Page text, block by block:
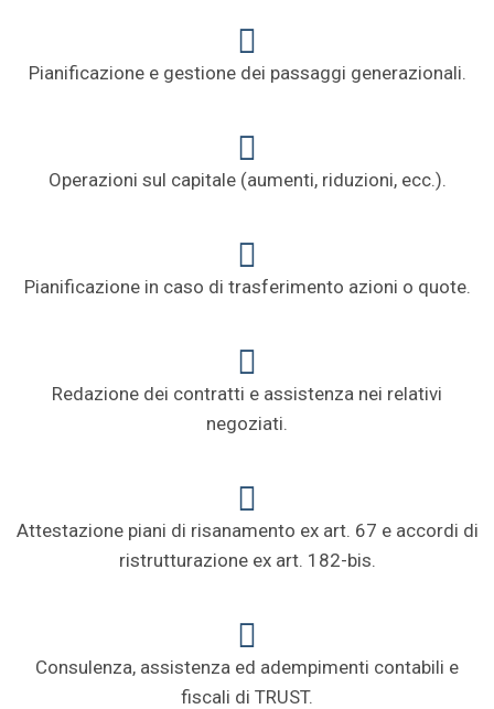
Pianificazione e gestione dei passaggi generazionali.
Operazioni sul capitale (aumenti, riduzioni, ecc.).
Pianificazione in caso di trasferimento azioni o quote.
Redazione dei contratti e assistenza nei relativi
negoziati.
Attestazione piani di risanamento ex art. 67 e accordi di
ristrutturazione ex art. 182-bis.
Consulenza, assistenza ed adempimenti contabili e
fiscali di TRUST.